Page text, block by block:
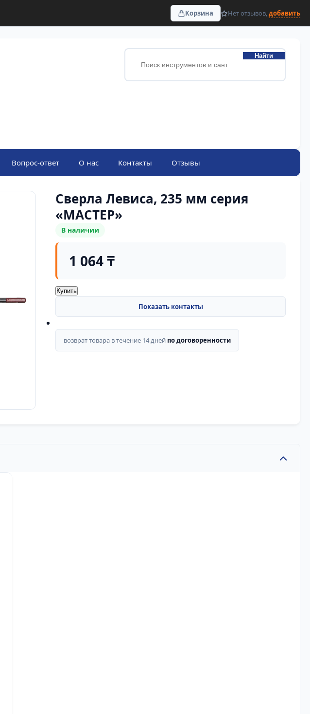
Корзина Нет отзывов,добавить
Найти
Вопрос-ответ О нас Контакты Отзывы
Сверла Левиса, 235 мм серия
«МАСТЕР»
В наличии
1 064 ₸
Купить
возврат товара в течение 14 дней по договоренности